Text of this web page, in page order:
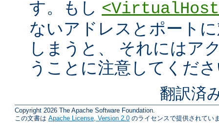
す。もし
ないアドレスとポート
しまうと、 それにはア
うことに注意してくだ
翻訳済
Copyright 2026 The Apache Software Foundation.
この文書は Apache License, Version 2.0 のライセンスで提供されてい